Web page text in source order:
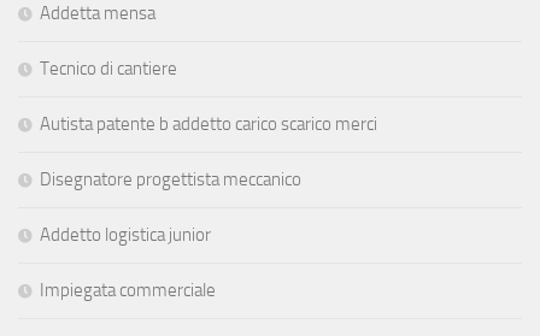
Addetta mensa
Tecnico di cantiere
Autista patente b addetto carico scarico merci
Disegnatore progettista meccanico
Addetto logistica junior
Impiegata commerciale